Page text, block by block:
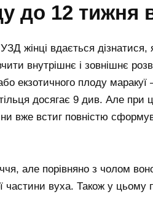
до 12 тижня
жінці вдається дізнатися,
внутрішнє і зовнішнє
екзотичного плоду маракуї
досягає 9 див. Але при
вже встиг повністю
але порівняно з чолом
вуха. Також у цьому